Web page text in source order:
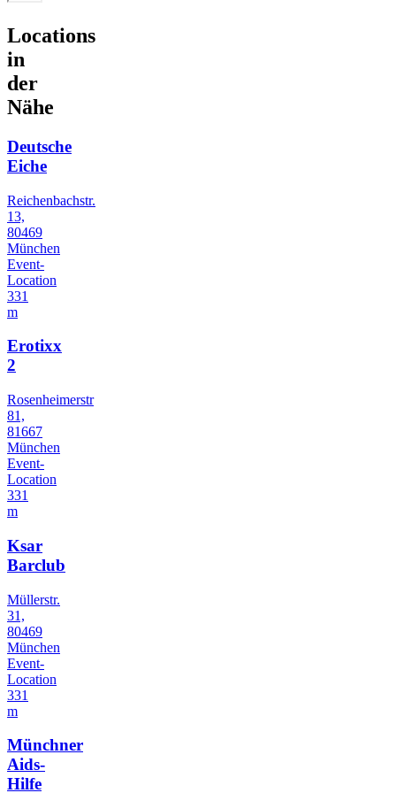
Locations
in
der
Nähe
Deutsche
Eiche
Reichenbachstr.
13,
80469
München
Event-
Location
331
m
Erotixx
2
Rosenheimerstr
81,
81667
München
Event-
Location
331
m
Ksar
Barclub
Müllerstr.
31,
80469
München
Event-
Location
331
m
Münchner
Aids-
Hilfe